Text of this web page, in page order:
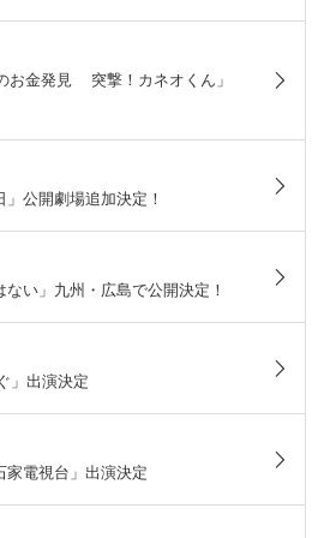
金発見 突撃！カネオくん」
公開劇場追加決定！
い」九州・広島で公開決定！
」出演決定
電視台」出演決定